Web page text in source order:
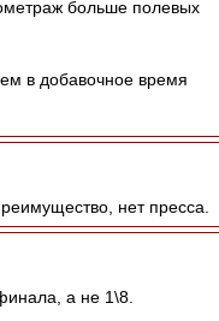
больше полевых
в добавочное время
нет пресса.
а не 1\8.